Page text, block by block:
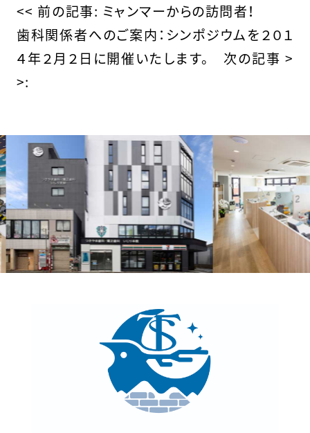
の
他
の
稿
<< 前の記事: ミャンマーからの訪問者！
歯科関係者へのご案内：シンポジウムを２０１
４年２月２日に開催いたします。
次の記事 >
>: